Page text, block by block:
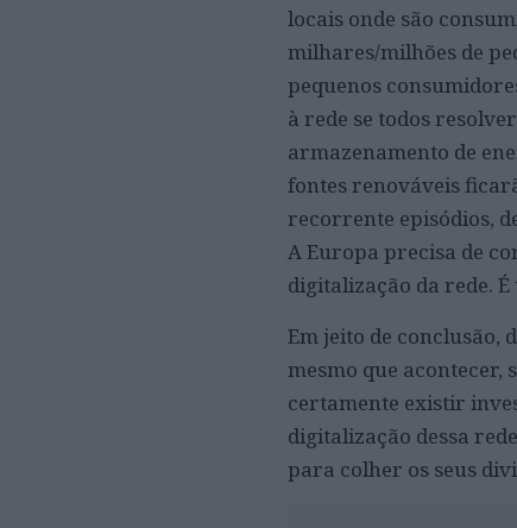
locais onde são
milhares/milhões de
pequenos
à rede se todos
armazenamento de
fontes renováveis
recorrente episódios,
A Europa precisa de
digitalização da rede.
Em jeito de conclusão,
mesmo que acontecer,
certamente existir
digitalização dessa
para colher os seus